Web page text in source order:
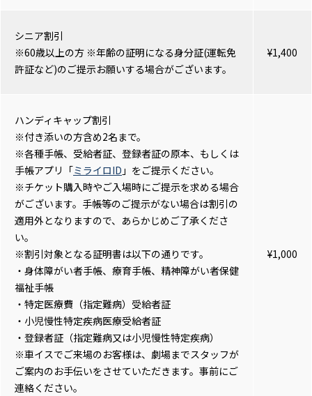
シニア割引
※60歳以上の方 ※年齢の証明になる身分証(運転免
許証など)のご提示お願いする場合がございます。
¥1,400
ハンディキャップ割引
※付き添いの方含め2名まで。
※各種手帳、受給者証、登録者証の原本、もしくは
手帳アプリ「ミライロID 」をご提示ください。
※チケット購入時やご入場時にご提示を求める場合
がございます。手帳等のご提示がない場合は割引の
適用外となりますので、あらかじめご了承くださ
い。
※割引対象となる証明書は以下の通りです。
・身体障がい者手帳、療育手帳、精神障がい者保健
福祉手帳
・特定医療費（指定難病）受給者証
・小児慢性特定疾病医療受給者証
・登録者証（指定難病又は小児慢性特定疾病）
※車イスでご来場のお客様は、劇場までスタッフが
ご案内のお手伝いをさせていただきます。事前にご
連絡ください。
¥1,000